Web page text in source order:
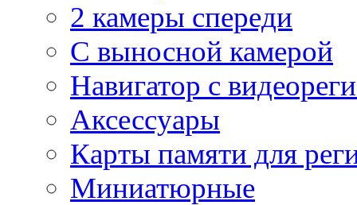
2 камеры спереди
С выносной камерой
Навигатор с
Аксессуары
Карты памяти для
Миниатюрные